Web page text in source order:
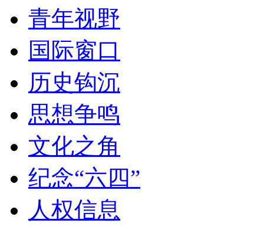
青年视野
国际窗口
历史钩沉
思想争鸣
文化之角
纪念“六四”
人权信息